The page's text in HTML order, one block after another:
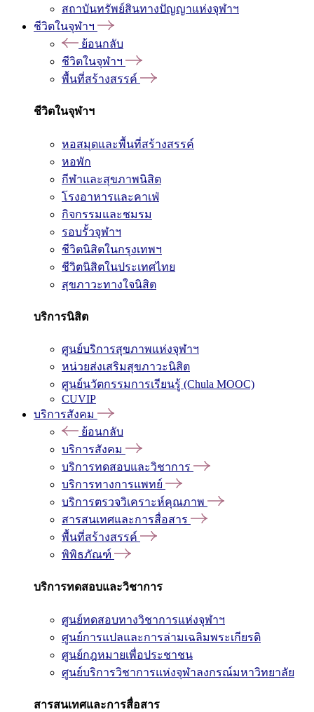
สถาบันทรัพย์สินทางปัญญาแห่งจุฬาฯ
ชีวิตในจุฬาฯ
ย้อนกลับ
ชีวิตในจุฬาฯ
พื้นที่สร้างสรรค์
ชีวิตในจุฬาฯ
หอสมุดและพื้นที่สร้างสรรค์
หอพัก
กีฬาและสุขภาพนิสิต
โรงอาหารและคาเฟ่
กิจกรรมและชมรม
รอบรั้วจุฬาฯ
ชีวิตนิสิตในกรุงเทพฯ
ชีวิตนิสิตในประเทศไทย
สุขภาวะทางใจนิสิต
บริการนิสิต
ศูนย์บริการสุขภาพแห่งจุฬาฯ
หน่วยส่งเสริมสุขภาวะนิสิต
ศูนย์นวัตกรรมการเรียนรู้ (Chula MOOC)
CUVIP
บริการสังคม
ย้อนกลับ
บริการสังคม
บริการทดสอบและวิชาการ
บริการทางการแพทย์
บริการตรวจวิเคราะห์คุณภาพ
สารสนเทศและการสื่อสาร
พื้นที่สร้างสรรค์
พิพิธภัณฑ์
บริการทดสอบและวิชาการ
ศูนย์ทดสอบทางวิชาการแห่งจุฬาฯ
ศูนย์การแปลและการล่ามเฉลิมพระเกียรติ
ศูนย์กฎหมายเพื่อประชาชน
ศูนย์บริการวิชาการแห่งจุฬาลงกรณ์มหาวิทยาลัย
สารสนเทศและการสื่อสาร